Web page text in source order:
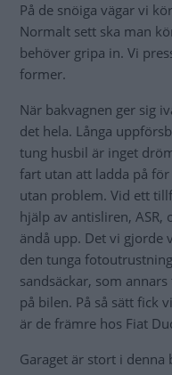
På de snöiga vägar vi
Normalt sett ska man
behöver gripa in. Vi
former.
När bakvagnen ger sig
det hela. Långa
tung husbil är inget
fart utan att ladda på
utan problem. Vid ett
hjälp av antisliren,
ändå upp. Det vi gjorde
den tunga
sandsäckar, som
på bilen. På så sätt fick
är de främre hos Fiat
Garaget är stort i